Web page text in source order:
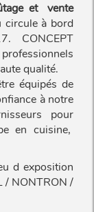
et vente
circule à bord
CONCEPT
qualité.
équipés de
à notre
pour
en cuisine,
d exposition
/ NONTRON /